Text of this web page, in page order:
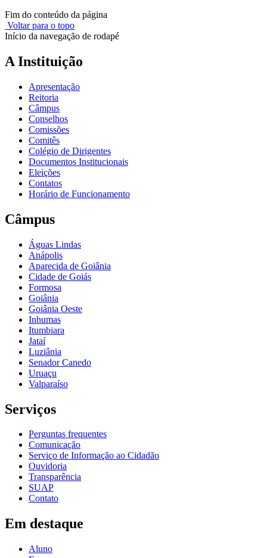
Fim do conteúdo da página
Voltar para o topo
Início da navegação de rodapé
A Instituição
Apresentação
Reitoria
Câmpus
Conselhos
Comissões
Comitês
Colégio de Dirigentes
Documentos Institucionais
Eleições
Contatos
Horário de Funcionamento
Câmpus
Águas Lindas
Anápolis
Aparecida de Goiânia
Cidade de Goiás
Formosa
Goiânia
Goiânia Oeste
Inhumas
Itumbiara
Jataí
Luziânia
Senador Canedo
Uruaçu
Valparaíso
Serviços
Perguntas frequentes
Comunicação
Serviço de Informação ao Cidadão
Ouvidoria
Transparência
SUAP
Contato
Em destaque
Aluno